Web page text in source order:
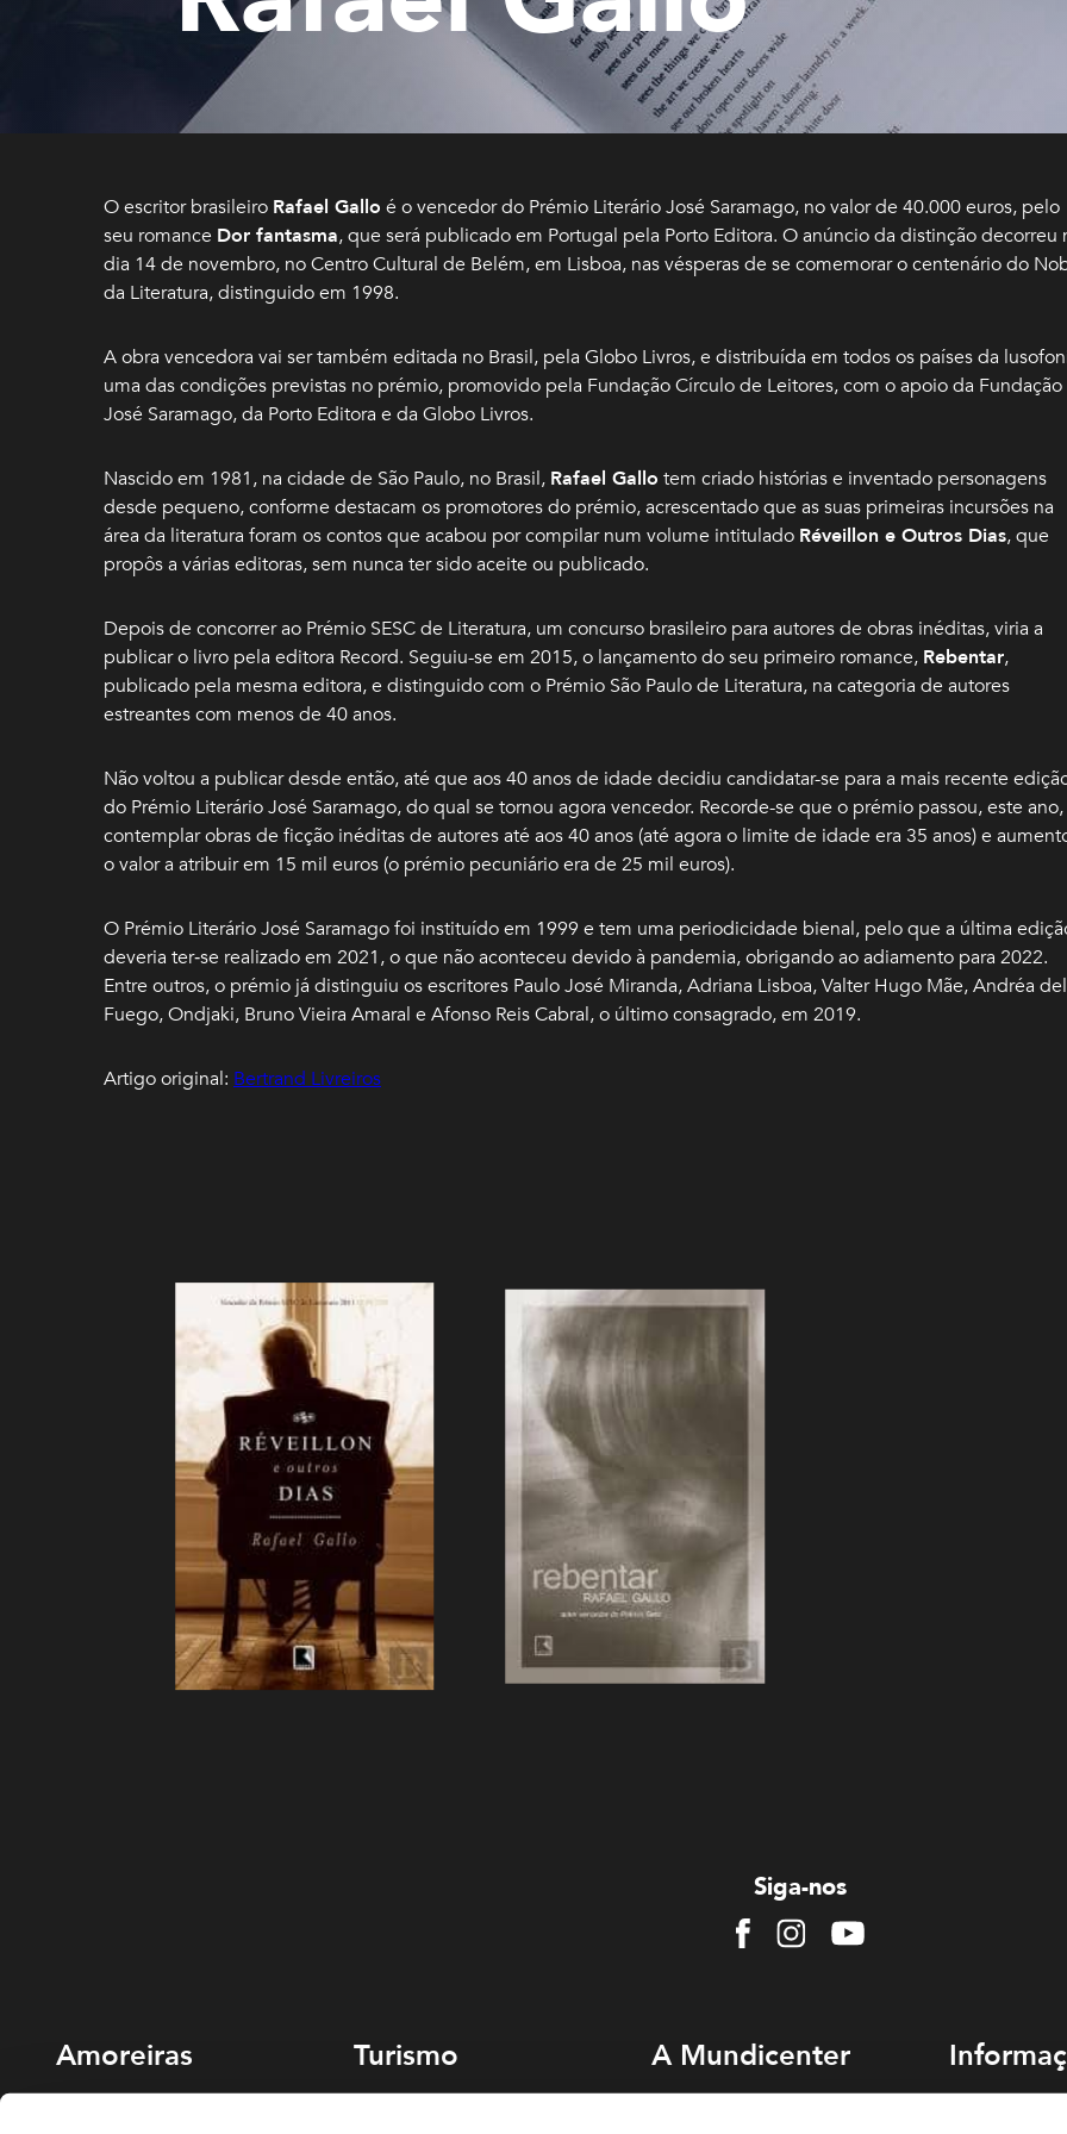
O escritor brasileiro Rafael Gallo é o vencedor do Prémio Literário José Saramago, no valor de 40.000 euros, pelo
seu romance Dor fantasma, que será publicado em Portugal pela Porto Editora. O anúncio da distinção decorreu
dia 14 de novembro, no Centro Cultural de Belém, em Lisboa, nas vésperas de se comemorar o centenário do
da Literatura, distinguido em 1998.
A obra vencedora vai ser também editada no Brasil, pela Globo Livros, e distribuída em todos os países da
uma das condições previstas no prémio, promovido pela Fundação Círculo de Leitores, com o apoio da Fundação
José Saramago, da Porto Editora e da Globo Livros.
Nascido em 1981, na cidade de São Paulo, no Brasil, Rafael Gallo tem criado histórias e inventado personagens
desde pequeno, conforme destacam os promotores do prémio, acrescentado que as suas primeiras incursões na
área da literatura foram os contos que acabou por compilar num volume intitulado Réveillon e Outros Dias, que
propôs a várias editoras, sem nunca ter sido aceite ou publicado.
Depois de concorrer ao Prémio SESC de Literatura, um concurso brasileiro para autores de obras inéditas, viria a
publicar o livro pela editora Record. Seguiu-se em 2015, o lançamento do seu primeiro romance, Rebentar,
publicado pela mesma editora, e distinguido com o Prémio São Paulo de Literatura, na categoria de autores
estreantes com menos de 40 anos.
Não voltou a publicar desde então, até que aos 40 anos de idade decidiu candidatar-se para a mais recente
do Prémio Literário José Saramago, do qual se tornou agora vencedor. Recorde-se que o prémio passou, este ano,
contemplar obras de ficção inéditas de autores até aos 40 anos (até agora o limite de idade era 35 anos) e
o valor a atribuir em 15 mil euros (o prémio pecuniário era de 25 mil euros).
O Prémio Literário José Saramago foi instituído em 1999 e tem uma periodicidade bienal, pelo que a última
deveria ter‑se realizado em 2021, o que não aconteceu devido à pandemia, obrigando ao adiamento para 2022.
Entre outros, o prémio já distinguiu os escritores Paulo José Miranda, Adriana Lisboa, Valter Hugo Mãe, Andréa del
Fuego, Ondjaki, Bruno Vieira Amaral e Afonso Reis Cabral, o último consagrado, em 2019.
Artigo original: Bertrand Livreiros
Siga-nos
FacebookInstagramYoutube
Amoreiras Turismo A Mundicenter